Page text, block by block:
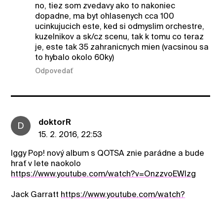
no, tiez som zvedavy ako to nakoniec
dopadne, ma byt ohlasenych cca 100
ucinkujucich este, ked si odmyslim orchestre,
kuzelnikov a sk/cz scenu, tak k tomu co teraz
je, este tak 35 zahranicnych mien (vacsinou sa
to hybalo okolo 60ky)
Odpovedať
D
doktorR
15. 2. 2016, 22:53
Iggy Pop! nový album s QOTSA znie parádne a bude
hrať v lete naokolo
https://www.youtube.com/watch?v=OnzzvoEWlzg
Jack Garratt https://www.youtube.com/watch?